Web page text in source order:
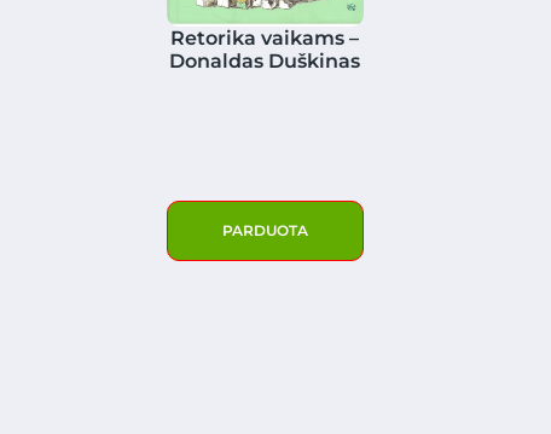
Retorika vaikams –
Donaldas Duškinas
PARDUOTA